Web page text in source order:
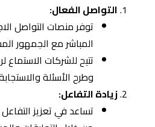
التواصل الفعال:
توفر منصات التواصل
المباشر مع الجمهور
تتيح للشركات الاستماع
وطرح الأسئلة
زيادة التفاعل:
تساعد في تعزيز